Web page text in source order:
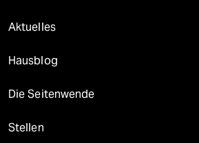
Aktuelles
Hausblog
Die Seitenwende
Stellen